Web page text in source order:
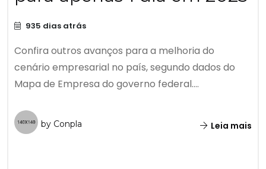
935 dias atrás
Confira outros avanços para a melhoria do
cenário empresarial no país, segundo dados do
Mapa de Empresa do governo federal....
by Conpla Leia mais